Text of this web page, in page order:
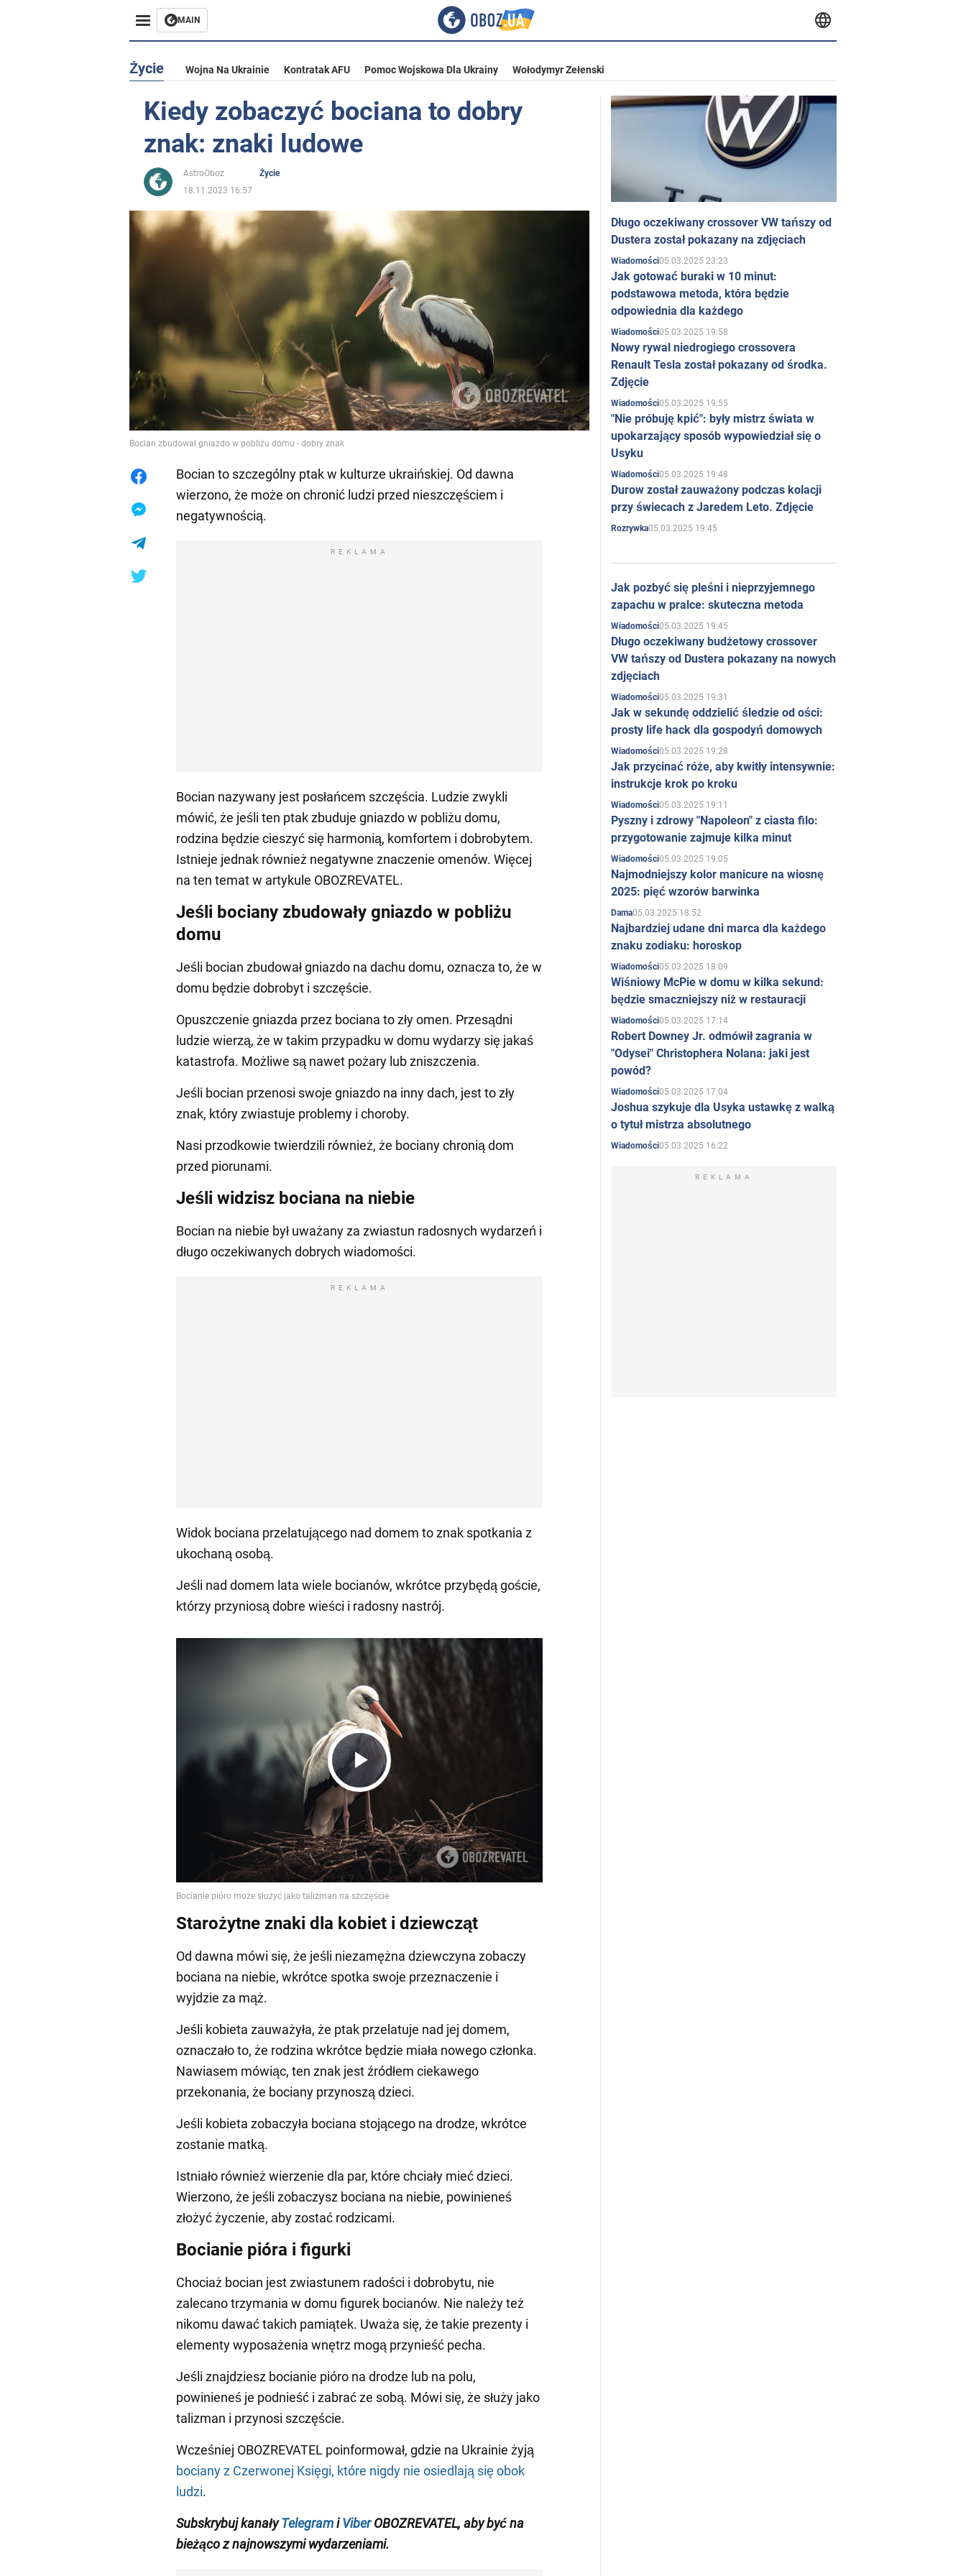
MAIN
Życie Wojna Na Ukrainie Kontratak AFU Pomoc Wojskowa Dla Ukrainy Wołodymyr Zełenski
Kiedy zobaczyć bociana to dobry
znak: znaki ludowe
AstroOboz
Życie
18.11.2023 16:57
Bocian zbudował gniazdo w pobliżu domu - dobry znak
Bocian to szczególny ptak w kulturze ukraińskiej. Od dawna
wierzono, że może on chronić ludzi przed nieszczęściem i
negatywnością.
REKLAMA
Bocian nazywany jest posłańcem szczęścia. Ludzie zwykli
mówić, że jeśli ten ptak zbuduje gniazdo w pobliżu domu,
rodzina będzie cieszyć się harmonią, komfortem i dobrobytem.
Istnieje jednak również negatywne znaczenie omenów. Więcej
na ten temat w artykule OBOZREVATEL.
Jeśli bociany zbudowały gniazdo w pobliżu
domu
Jeśli bocian zbudował gniazdo na dachu domu, oznacza to, że w
domu będzie dobrobyt i szczęście.
Opuszczenie gniazda przez bociana to zły omen. Przesądni
ludzie wierzą, że w takim przypadku w domu wydarzy się jakaś
katastrofa. Możliwe są nawet pożary lub zniszczenia.
Jeśli bocian przenosi swoje gniazdo na inny dach, jest to zły
znak, który zwiastuje problemy i choroby.
Nasi przodkowie twierdzili również, że bociany chronią dom
przed piorunami.
Jeśli widzisz bociana na niebie
Bocian na niebie był uważany za zwiastun radosnych wydarzeń i
długo oczekiwanych dobrych wiadomości.
REKLAMA
Widok bociana przelatującego nad domem to znak spotkania z
ukochaną osobą.
Jeśli nad domem lata wiele bocianów, wkrótce przybędą goście,
którzy przyniosą dobre wieści i radosny nastrój.
Play
Video
Starożytne znaki dla kobiet i dziewcząt
Od dawna mówi się, że jeśli niezamężna dziewczyna zobaczy
bociana na niebie, wkrótce spotka swoje przeznaczenie i
wyjdzie za mąż.
Jeśli kobieta zauważyła, że ptak przelatuje nad jej domem,
oznaczało to, że rodzina wkrótce będzie miała nowego członka.
Nawiasem mówiąc, ten znak jest źródłem ciekawego
przekonania, że bociany przynoszą dzieci.
Jeśli kobieta zobaczyła bociana stojącego na drodze, wkrótce
zostanie matką.
Istniało również wierzenie dla par, które chciały mieć dzieci.
Wierzono, że jeśli zobaczysz bociana na niebie, powinieneś
złożyć życzenie, aby zostać rodzicami.
Bocianie pióra i figurki
Chociaż bocian jest zwiastunem radości i dobrobytu, nie
zalecano trzymania w domu figurek bocianów. Nie należy też
nikomu dawać takich pamiątek. Uważa się, że takie prezenty i
elementy wyposażenia wnętrz mogą przynieść pecha.
Jeśli znajdziesz bocianie pióro na drodze lub na polu,
powinieneś je podnieść i zabrać ze sobą. Mówi się, że służy jako
talizman i przynosi szczęście.
Wcześniej OBOZREVATEL poinformował, gdzie na Ukrainie żyją
bociany z Czerwonej Księgi, które nigdy nie osiedlają się obok
ludzi.
Subskrybuj kanałyTelegramiViberOBOZREVATEL, aby być na
bieżąco znajnowszymi wydarzeniami.
Długo oczekiwany crossover VW tańszy od
Dustera został pokazany na zdjęciach
Wiadomości05.03.2025 23:23
Jak gotować buraki w 10 minut:
podstawowa metoda, która będzie
odpowiednia dla każdego
Wiadomości05.03.2025 19:58
Nowy rywal niedrogiego crossovera
Renault Tesla został pokazany od środka.
Zdjęcie
Wiadomości05.03.2025 19:55
"Nie próbuję kpić": były mistrz świata w
upokarzający sposób wypowiedział się o
Usyku
Wiadomości05.03.2025 19:48
Durow został zauważony podczas kolacji
przy świecach z Jaredem Leto. Zdjęcie
Rozrywka05.03.2025 19:45
Jak pozbyć się pleśni i nieprzyjemnego
zapachu w pralce: skuteczna metoda
Wiadomości05.03.2025 19:45
Długo oczekiwany budżetowy crossover
VW tańszy od Dustera pokazany na nowych
zdjęciach
Wiadomości05.03.2025 19:31
Jak w sekundę oddzielić śledzie od ości:
prosty life hack dla gospodyń domowych
Wiadomości05.03.2025 19:28
Jak przycinać róże, aby kwitły intensywnie:
instrukcje krok po kroku
Wiadomości05.03.2025 19:11
Pyszny i zdrowy "Napoleon" z ciasta filo:
przygotowanie zajmuje kilka minut
Wiadomości05.03.2025 19:05
Najmodniejszy kolor manicure na wiosnę
2025: pięć wzorów barwinka
Dama05.03.2025 18:52
Najbardziej udane dni marca dla każdego
znaku zodiaku: horoskop
Wiadomości05.03.2025 18:09
Wiśniowy McPie w domu w kilka sekund:
będzie smaczniejszy niż w restauracji
Wiadomości05.03.2025 17:14
Robert Downey Jr. odmówił zagrania w
"Odysei" Christophera Nolana: jaki jest
powód?
Wiadomości05.03.2025 17:04
Joshua szykuje dla Usyka ustawkę z walką
o tytuł mistrza absolutnego
Wiadomości05.03.2025 16:22
REKLAMA